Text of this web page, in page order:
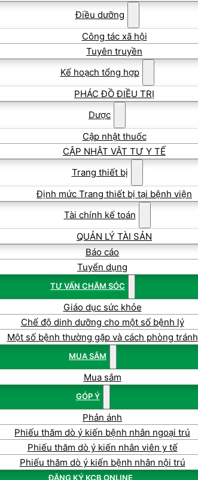
Điều dưỡng
Công tác xã hội
Tuyên truyền
Kế hoạch tổng hợp
PHÁC ĐỒ ĐIỀU TRỊ
Dược
Cập nhật thuốc
CẬP NHẬT VẬT TƯ Y TẾ
Trang thiết bị
Định mức Trang thiết bị tại bệnh viện
Tài chính kế toán
QUẢN LÝ TÀI SẢN
Báo cáo
Tuyển dụng
TƯ VẤN CHĂM SÓC
Giáo dục sức khỏe
Chế độ dinh dưỡng cho một số bệnh lý
Một số bệnh thường gặp và cách phòng tránh
MUA SẮM
Mua sắm
GÓP Ý
Phản ánh
Phiếu thăm dò ý kiến bệnh nhân ngoại trú
Phiếu thăm dò ý kiến nhân viên y tế
Phiếu thăm dò ý kiến bệnh nhân nội trú
ĐĂNG KÝ KCB ONLINE